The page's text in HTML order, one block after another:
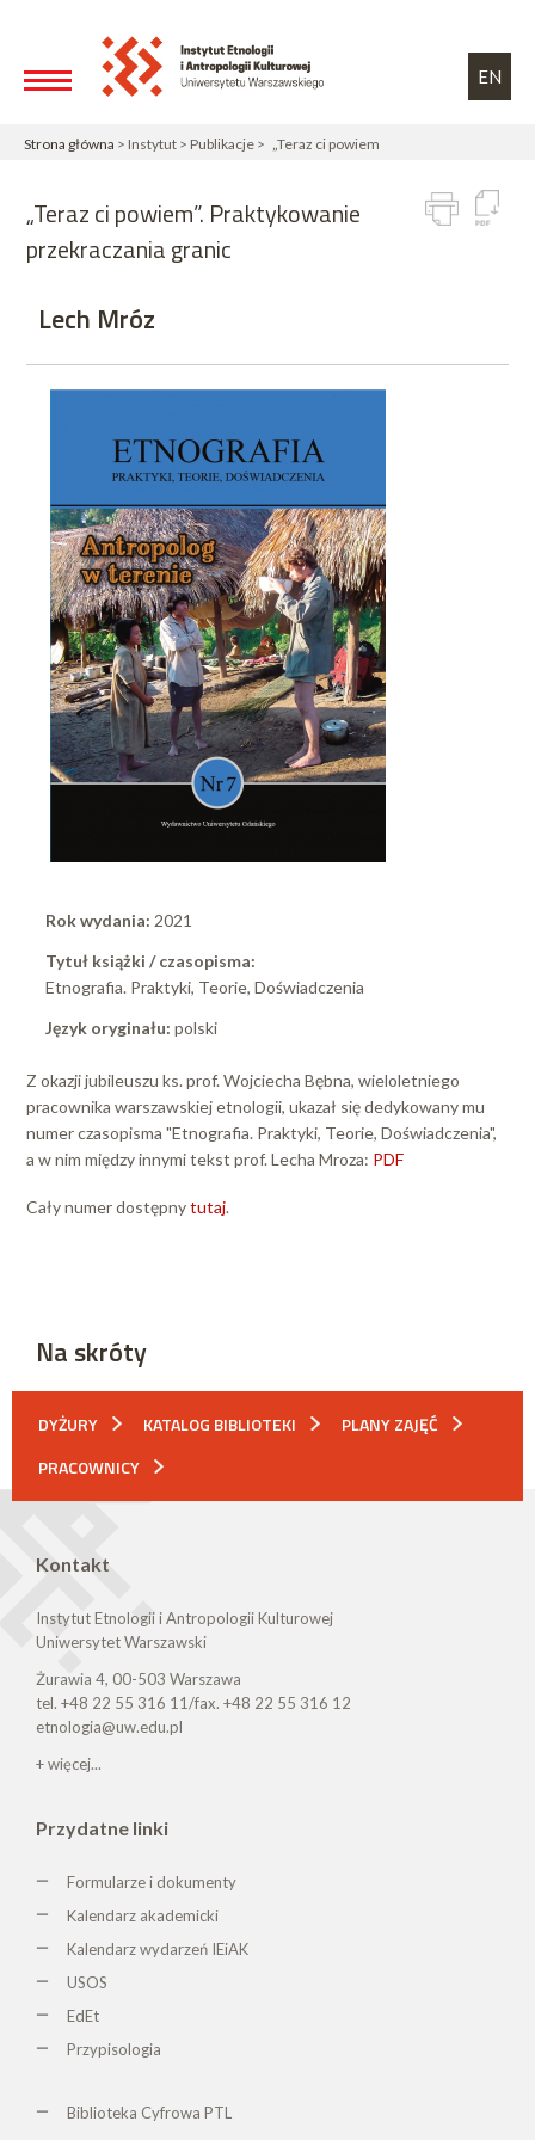
EN
Strona główna > Instytut > Publikacje > „Teraz ci powiem
„Teraz ci powiem”. Praktykowanie
przekraczania granic
Lech Mróz
Rok wydania: 2021
Tytuł książki / czasopisma:
Etnografia. Praktyki, Teorie, Doświadczenia
Język oryginału: polski
Z okazji jubileuszu ks. prof. Wojciecha Bębna, wieloletniego
pracownika warszawskiej etnologii, ukazał się dedykowany mu
numer czasopisma "Etnografia. Praktyki, Teorie, Doświadczenia",
a w nim między innymi tekst prof. Lecha Mroza: PDF
Cały numer dostępnytutaj.
Na skróty
DYŻURY KATALOG BIBLIOTEKI
PLANY ZAJĘĆ
PRACOWNICY
Kontakt
Instytut Etnologii i Antropologii Kulturowej
Uniwersytet Warszawski
Żurawia 4, 00-503 Warszawa
tel. +48 22 55 316 11/fax. +48 22 55 316 12
etnologia@uw.edu.pl
+ więcej...
Przydatne linki
Formularze i dokumenty
Kalendarz akademicki
Kalendarz wydarzeń IEiAK
USOS
EdEt
Przypisologia
Biblioteka Cyfrowa PTL